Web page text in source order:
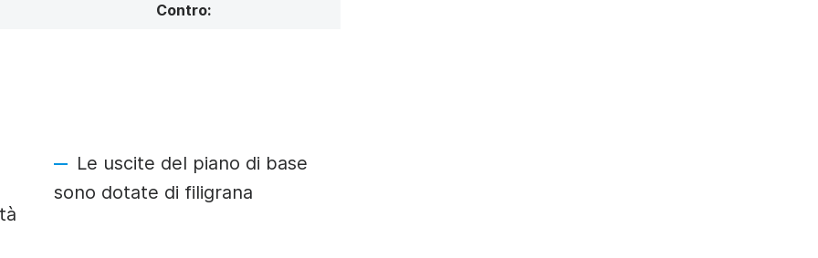
Contro:
Le uscite del piano di base
sono dotate di filigrana